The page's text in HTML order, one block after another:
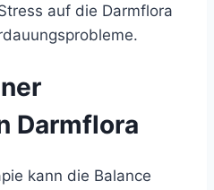
auf die Darmflora
Darmflora
kann die Balance